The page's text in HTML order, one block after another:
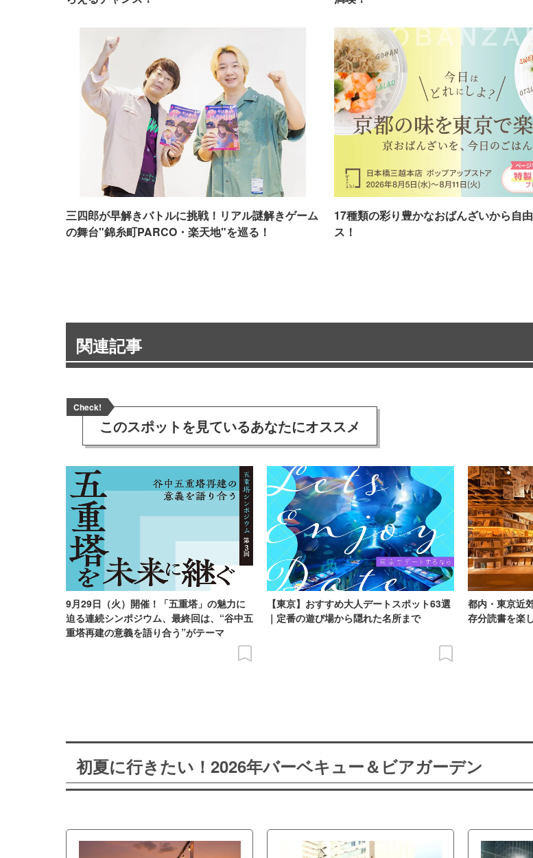
三四郎が早解きバトルに挑戦！リアル謎解きゲーム
の舞台"錦糸町PARCO・楽天地"を巡る！
17種類の彩り豊かなおばんざいから自
ス！
関連記事
Check!
このスポットを見ているあなたにオススメ
9月29日（火）開催！「五重塔」の魅力に
迫る連続シンポジウム、最終回は、“谷中五
重塔再建の意義を語り合う”がテーマ
【東京】おすすめ大人デートスポット63選
｜定番の遊び場から隠れた名所まで
都内・東京近
存分読書を楽
初夏に行きたい！2026年バーベキュー＆ビアガーデン